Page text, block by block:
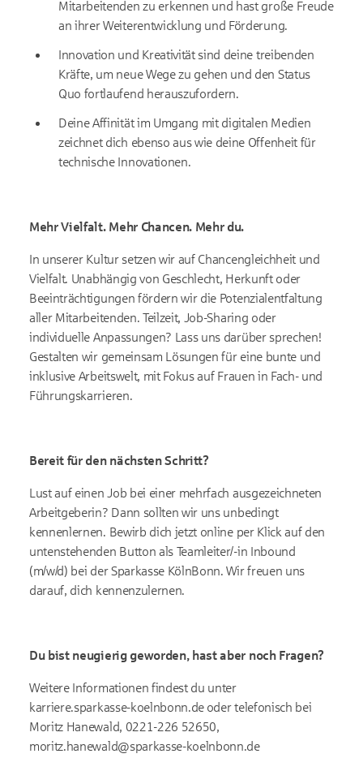
Mitarbeitenden zu erkennen und hast große Freude
an ihrer Weiterentwicklung und Förderung.
Innovation und Kreativität sind deine treibenden
Kräfte, um neue Wege zu gehen und den Status
Quo fortlaufend herauszufordern.
Deine Affinität im Umgang mit digitalen Medien
zeichnet dich ebenso aus wie deine Offenheit für
technische Innovationen.
Mehr Vielfalt. Mehr Chancen. Mehr du.
In unserer Kultur setzen wir auf Chancengleichheit und
Vielfalt. Unabhängig von Geschlecht, Herkunft oder
Beeinträchtigungen fördern wir die Potenzialentfaltung
aller Mitarbeitenden. Teilzeit, Job-Sharing oder
individuelle Anpassungen? Lass uns darüber sprechen!
Gestalten wir gemeinsam Lösungen für eine bunte und
inklusive Arbeitswelt, mit Fokus auf Frauen in Fach- und
Führungskarrieren.
Bereit für den nächsten Schritt?
Lust auf einen Job bei einer mehrfach ausgezeichneten
Arbeitgeberin? Dann sollten wir uns unbedingt
kennenlernen. Bewirb dich jetzt online per Klick auf den
untenstehenden Button als Teamleiter/-in Inbound
(m/w/d) bei der Sparkasse KölnBonn. Wir freuen uns
darauf, dich kennenzulernen.
Du bist neugierig geworden, hast aber noch Fragen?
Weitere Informationen findest du unter
karriere.sparkasse-koelnbonn.de oder telefonisch bei
Moritz Hanewald, 0221-226 52650,
moritz.hanewald@sparkasse-koelnbonn.de